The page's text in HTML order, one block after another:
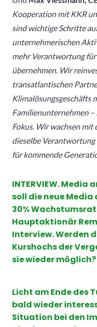
Kooperation mit KKR
sind wichtige Schritte
unternehmerischen
mehr Verantwortung
übernehmen. Wir
transatlantischen
Klimalösungsgeschäfts
Familienunternehmen
Fokus. Wir wachsen
dieselbe
für kommende
INTERVIEW. Media
soll die neue Media
30%
Hauptaktionär
Interview. Werden
Kurshochs der
sie wieder möglich?
Licht am Ende des
bald wieder
Situation bei den